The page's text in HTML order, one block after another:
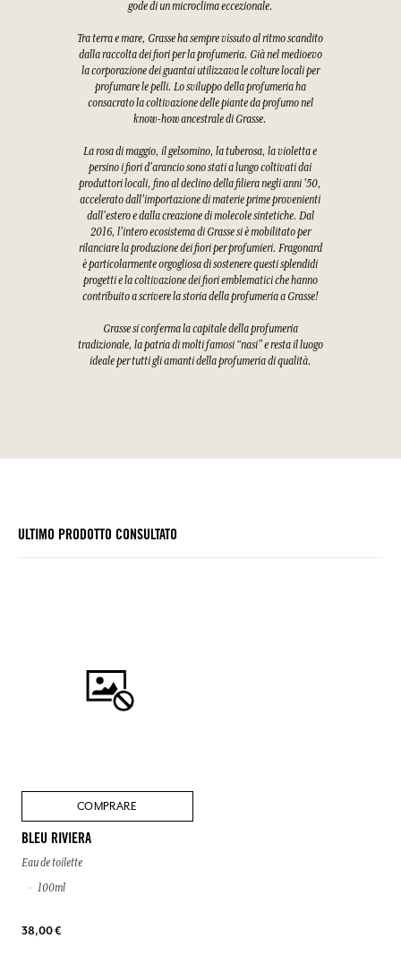
gode di un microclima eccezionale.
Tra terra e mare, Grasse ha sempre vissuto al ritmo scandito
dalla raccolta dei fiori per la profumeria. Già nel medioevo
la corporazione dei guantai utilizzava le colture locali per
profumare le pelli. Lo sviluppo della profumeria ha
consacrato la coltivazione delle piante da profumo nel
know-how ancestrale di Grasse.
La rosa di maggio, il gelsomino, la tuberosa, la violetta e
persino i fiori d'arancio sono stati a lungo coltivati dai
produttori locali, fino al declino della filiera negli anni '50,
accelerato dall'importazione di materie prime provenienti
dall'estero e dalla creazione di molecole sintetiche. Dal
2016, l'intero ecosistema di Grasse si è mobilitato per
rilanciare la produzione dei fiori per profumieri. Fragonard
è particolarmente orgogliosa di sostenere questi splendidi
progetti e la coltivazione dei fiori emblematici che hanno
contribuito a scrivere la storia della profumeria a Grasse!
Grasse si conferma la capitale della profumeria
tradizionale, la patria di molti famosi “nasi” e resta il luogo
ideale per tutti gli amanti della profumeria di qualità.
ULTIMO PRODOTTO CONSULTATO
COMPRARE
BLEU RIVIERA
Eau de toilette
100ml
38,00 €